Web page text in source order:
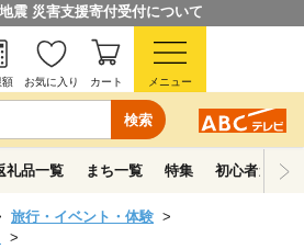
震 災害支援寄付受付について
検索
額 お気に入り カート メニュー
礼品一覧 まち一覧 特集 初心者ガイド
旅行・イベント・体験